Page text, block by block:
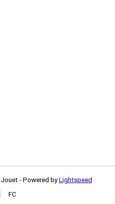
- Powered by Lightspeed
FC